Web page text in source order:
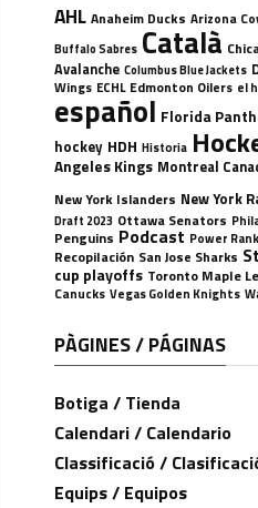
AHL Anaheim Ducks Arizona
Buffalo Sabres Català
Avalanche Columbus Blue Jackets
Wings ECHL Edmonton Oilers el
español Florida
hockey HDH Historia
Angeles Kings Montreal
New York Islanders New York
Draft 2023 Ottawa Senators
Penguins Podcast Power
Recopilación San Jose Sharks
cup playoffs Toronto Maple
Canucks Vegas Golden Knights
PÀGINES / PÁGINAS
Botiga / Tienda
Calendari / Calendario
Classificació /
Equips / Equipos